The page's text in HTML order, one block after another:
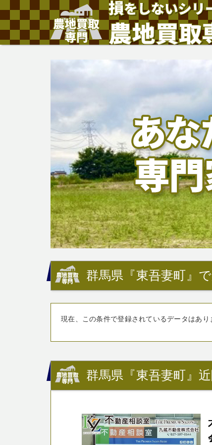
群馬県『東吾妻町』
現在、この条件で登録されているデータはあり
群馬県『東吾妻町』